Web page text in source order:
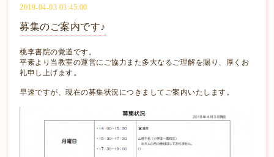
2019-04-03 03:45:00
募集のご案内です♪
桃李書院の覚道です。
平素より当教室の運営にご協力また多大なるご理解を賜り、厚くお
礼申し上げます。
早速ですが、現在の募集状況につきましてご案内いたします。